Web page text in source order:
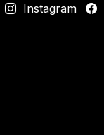
Instagram